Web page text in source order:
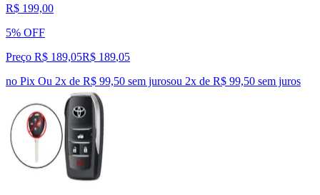
R$ 199,00
5% OFF
Preço R$ 189,05R$ 189,05
no Pix Ou 2x de R$ 99,50 sem jurosou 2x de R$ 99,50 sem juros